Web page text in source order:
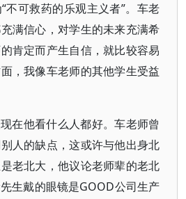
不可救药的乐观主义者”。车老
满信心，对学生的未来充满希
肯定而产生自信，就比较容易
，我像车老师的其他学生受益
在他看什么人都好。车老师曾
人的缺点，这或许与他出身北
老北大，他议论老师辈的老北
生戴的眼镜是GOOD公司生产